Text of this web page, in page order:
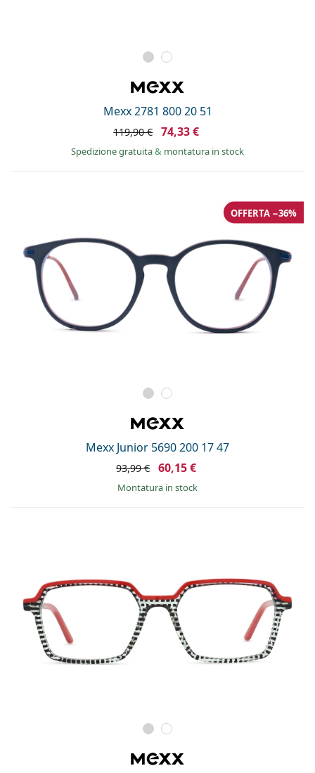
Mexx 2781 800 20 51
119,90 € 74,33 €
Spedizione gratuita& montatura in stock
Mexx Junior 5690 200 17 47
OFFERTA −36%
93,99 € 60,15 €
montatura in stock